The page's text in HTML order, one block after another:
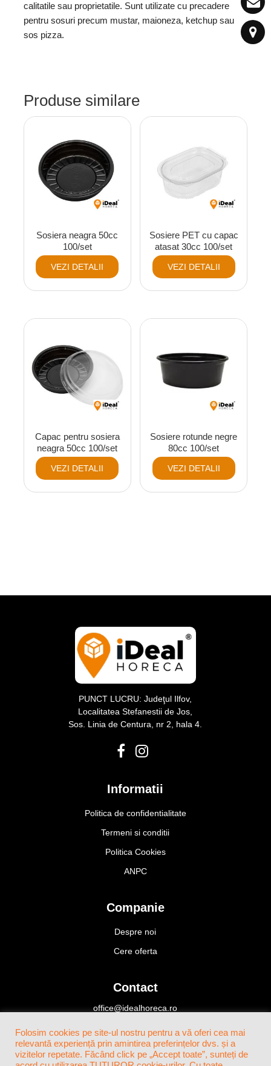
calitatile sau proprietatile. Sunt utilizate cu precadere
pentru sosuri precum mustar, maioneza, ketchup sau
sos pizza.
Produse similare
Sosiera neagra 50cc
100/set
VEZI DETALII
Sosiere PET cu capac
atasat 30cc 100/set
VEZI DETALII
Capac pentru sosiera
neagra 50cc 100/set
VEZI DETALII
Sosiere rotunde negre
80cc 100/set
VEZI DETALII
PUNCT LUCRU: Judeţul Ilfov,
Localitatea Stefanestii de Jos,
Sos. Linia de Centura, nr 2, hala 4.
Informatii
Politica de confidentialitate
Termeni si conditii
Politica Cookies
ANPC
Companie
Despre noi
Cere oferta
Contact
office@idealhoreca.ro
+4(0)724 424 466
Folosim cookies pe site-ul nostru pentru a vă oferi cea mai
relevantă experiență prin amintirea preferințelor dvs. și a
vizitelor repetate. Făcând click pe „Accept toate”, sunteți de